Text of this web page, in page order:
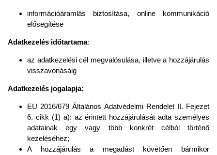
információáramlás biztosítása, online kommunikáció
elősegítése
Adatkezelés időtartama:
az adatkezelési cél megvalósulása, illetve a hozzájárulás
visszavonásáig
Adatkezelés jogalapja:
EU 2016/679 Általános Adatvédelmi Rendelet II. Fejezet
6. cikk (1) a): az érintett hozzájárulását adta személyes
adatainak egy vagy több konkrét célból történő
kezeléséhez;
A hozzájárulás a megadást követően bármikor